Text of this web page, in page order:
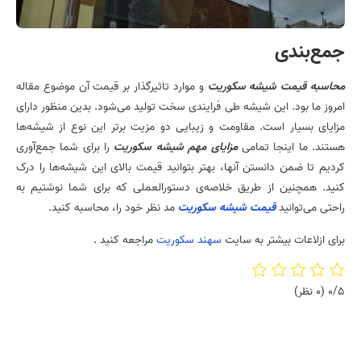
جمع‌بندی
محاسبه قیمت شیشه سکوریت و موارد تاثیرگذار بر قیمت آن موضوع مقاله
امروز ما بود. این شیشه طی فرایندی سخت تولید می‌شود. بدین منظور دارای
مزایای بسیار است. مقاومت و زیبایی دو مزیت برتر این نوع از شیشه‌ها
هستند. ما اینجا تمامیمزایای مهم شیشه سکوریت را برای شما جمع‌آوری
کردیم تا ضمن دانستن آنها،‌ بهتر بتوانید قیمت بالای این شیشه‌ها را درک
کنید. همچنین از طریق خلاصه‌ی دستورالعملی که برای شما نوشتیم به
راحتی می‌توانیدقیمت شیشه سکوریت مد نظر خود را‌، محاسبه کنید.
برای ازلاعات بیشتر به سایت سهند سکوریتمراجعه کنید .
0/5 (0 نظر)